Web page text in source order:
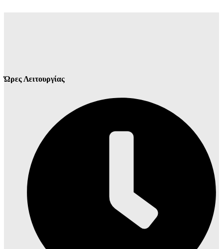
Ώρες Λειτουργίας